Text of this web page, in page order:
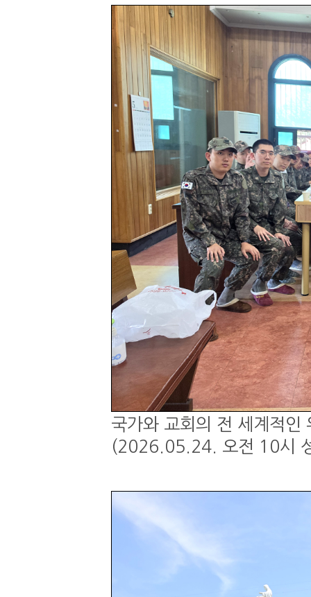
국가와 교회의 전 세계적인
(2026.05.24. 오전 10시